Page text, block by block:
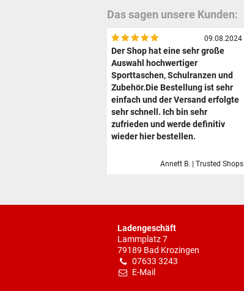
Das sagen unsere Kunden:
09.08.2024
Der Shop hat eine sehr große
Auswahl hochwertiger
Sporttaschen, Schulranzen und
Zubehör.Die Bestellung ist sehr
einfach und der Versand erfolgte
sehr schnell. Ich bin sehr
zufrieden und werde definitiv
wieder hier bestellen.
Annett B. | Trusted Shops
Ladengeschäft
Lammplatz 7
79189 Bad Krozingen
07633 3243
E-Mail